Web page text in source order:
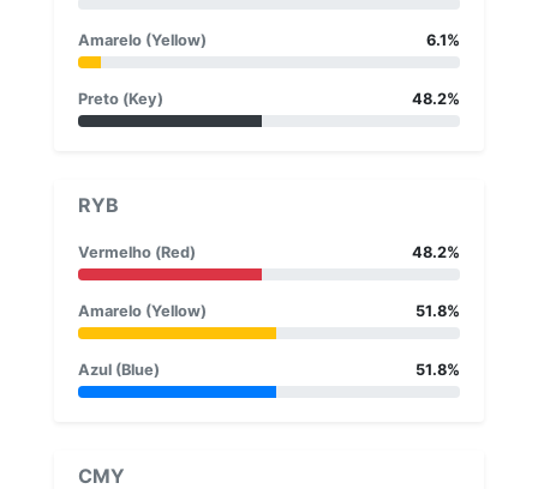
Amarelo (Yellow) 6.1%
Preto (Key) 48.2%
RYB
Vermelho (Red) 48.2%
Amarelo (Yellow) 51.8%
Azul (Blue) 51.8%
CMY